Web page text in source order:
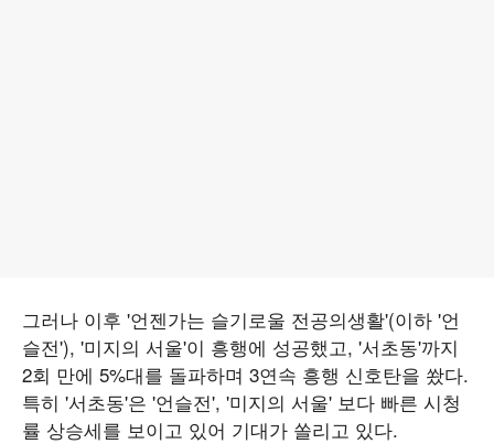
그러나 이후 '언젠가는 슬기로울 전공의생활'(이하 '언
슬전'), '미지의 서울'이 흥행에 성공했고, '서초동'까지
2회 만에 5%대를 돌파하며 3연속 흥행 신호탄을 쐈다.
특히 '서초동'은 '언슬전', '미지의 서울' 보다 빠른 시청
률 상승세를 보이고 있어 기대가 쏠리고 있다.